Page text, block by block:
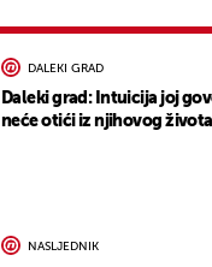
DALEKI GRAD
Daleki grad: Intuicija joj
neće otići iz njihovog života
NASLJEDNIK